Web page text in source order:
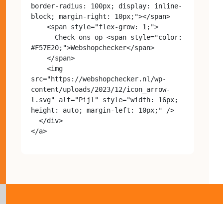
border-radius: 100px; display: inline-
block; margin-right: 10px;"></span>
#F57E20;">Webshopchecker</span>
src="https://webshopchecker.nl/wp-
content/uploads/2023/12/icon_arrow-
l.svg" alt="Pijl" style="width: 16px;
height: auto; margin-left: 10px;" />